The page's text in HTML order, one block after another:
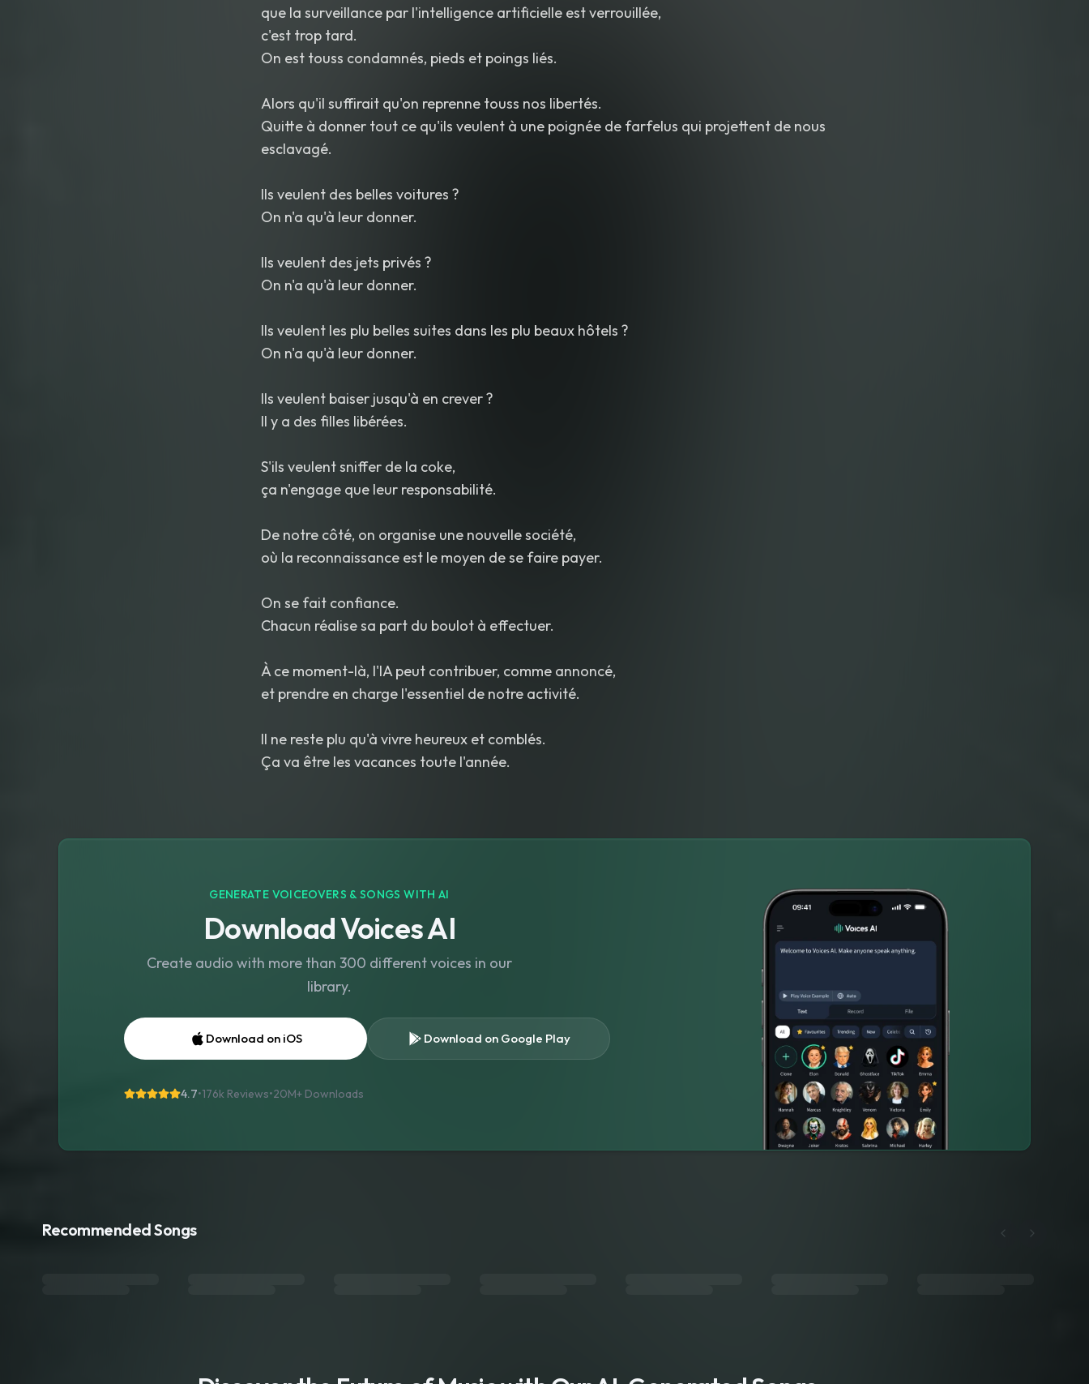
que la surveillance par l'intelligence artificielle est verrouillée,
c'est trop tard.
On est touss condamnés, pieds et poings liés.
Alors qu'il suffirait qu'on reprenne touss nos libertés.
Quitte à donner tout ce qu'ils veulent à une poignée de farfelus qui projettent de nous
esclavagé.
Ils veulent des belles voitures ?
On n'a qu'à leur donner.
Ils veulent des jets privés ?
On n'a qu'à leur donner.
Ils veulent les plu belles suites dans les plu beaux hôtels ?
On n'a qu'à leur donner.
Ils veulent baiser jusqu'à en crever ?
Il y a des filles libérées.
S'ils veulent sniffer de la coke,
ça n'engage que leur responsabilité.
De notre côté, on organise une nouvelle société,
où la reconnaissance est le moyen de se faire payer.
On se fait confiance.
Chacun réalise sa part du boulot à effectuer.
À ce moment-là, l'IA peut contribuer, comme annoncé,
et prendre en charge l'essentiel de notre activité.
Il ne reste plu qu'à vivre heureux et comblés.
Ça va être les vacances toute l'année.
GENERATE VOICEOVERS & SONGS WITH AI
Download Voices AI
Create audio with more than 300 different voices in our
library.
Download on iOS Download on Google Play
4.7•176k Reviews•20M+ Downloads
Recommended Songs